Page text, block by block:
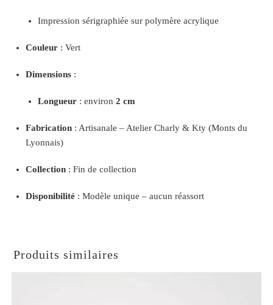
Impression sérigraphiée sur polymère acrylique
Couleur : Vert
Dimensions :
Longueur : environ2 cm
Fabrication : Artisanale – Atelier Charly & Kty (Monts du
Lyonnais)
Collection : Fin de collection
Disponibilité : Modèle unique – aucun réassort
Produits similaires